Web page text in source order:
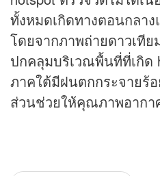
ทั้งหมดเกิดทางตอนกลา
โดยจากภาพถ่ายดาวเที
ปกคลุมบริเวณพื้นที่ที่เกิด
ภาคใต้มีฝนตกกระจายร้
ส่วนช่วยให้คุณภาพอาก